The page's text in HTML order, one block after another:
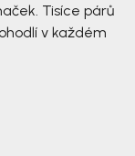
Tisíce párů
v každém